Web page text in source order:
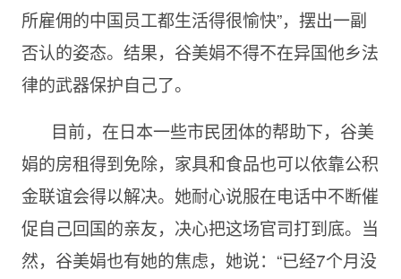
所雇佣的中国员工都生活得很愉快”，摆出一副
否认的姿态。结果，谷美娟不得不在异国他乡法
律的武器保护自己了。
目前，在日本一些市民团体的帮助下，谷美
娟的房租得到免除，家具和食品也可以依靠公积
金联谊会得以解决。她耐心说服在电话中不断催
促自己回国的亲友，决心把这场官司打到底。当
然，谷美娟也有她的焦虑，她说：“已经7个月没